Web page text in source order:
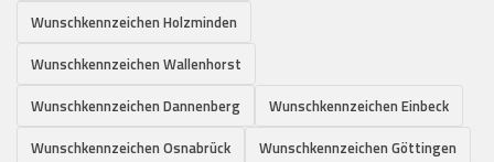
Wunschkennzeichen Holzminden
Wunschkennzeichen Wallenhorst
Wunschkennzeichen Dannenberg
Wunschkennzeichen Einbeck
Wunschkennzeichen Osnabrück
Wunschkennzeichen Göttingen